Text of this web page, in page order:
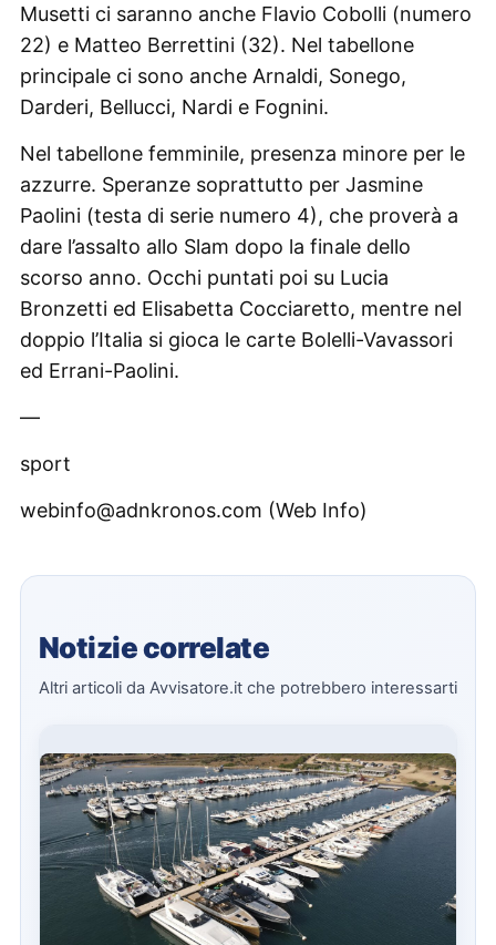
Musetti ci saranno anche Flavio Cobolli (numero
22) e Matteo Berrettini (32). Nel tabellone
principale ci sono anche Arnaldi, Sonego,
Darderi, Bellucci, Nardi e Fognini.
Nel tabellone femminile, presenza minore per le
azzurre. Speranze soprattutto per Jasmine
Paolini (testa di serie numero 4), che proverà a
dare l’assalto allo Slam dopo la finale dello
scorso anno. Occhi puntati poi su Lucia
Bronzetti ed Elisabetta Cocciaretto, mentre nel
doppio l’Italia si gioca le carte Bolelli-Vavassori
ed Errani-Paolini.
—
sport
webinfo@adnkronos.com (Web Info)
Notizie correlate
Altri articoli da Avvisatore.it che potrebbero interessarti